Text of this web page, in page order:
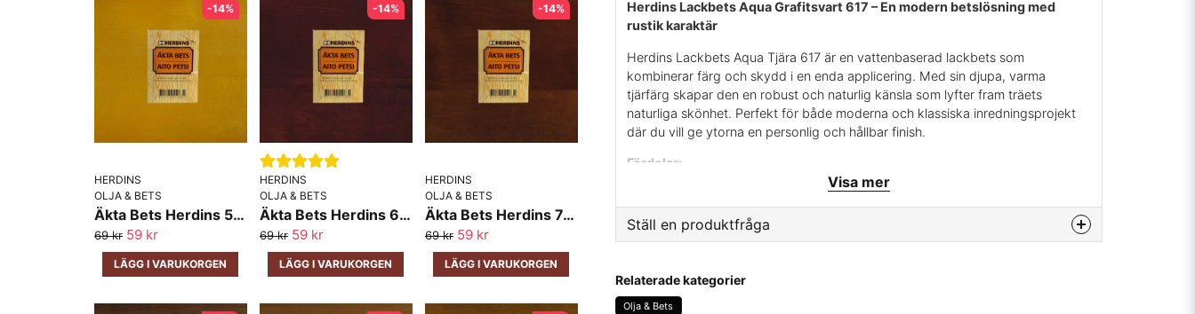
HERDINS
OLJA & BETS
Äkta Bets Herdins 53 Gul
69 kr 59 kr
LÄGG I VARUKORGEN
-14%
HERDINS
OLJA & BETS
Äkta Bets Herdins 63 Mörk Mahogny
69 kr 59 kr
LÄGG I VARUKORGEN
-14%
HERDINS
OLJA & BETS
Äkta Bets Herdins 74 Kastanjebrun
69 kr 59 kr
LÄGG I VARUKORGEN
-14%
Herdins Lackbets Aqua Grafitsvart 617 – En modern betslösning med
rustik karaktär
Herdins Lackbets Aqua Tjära 617 är en vattenbaserad lackbets som
kombinerar färg och skydd i en enda applicering. Med sin djupa, varma
tjärfärg skapar den en robust och naturlig känsla som lyfter fram träets
naturliga skönhet. Perfekt för både moderna och klassiska inredningsprojekt
där du vill ge ytorna en personlig och hållbar finish.
Fördelar:
: Färg och lack i en produkt för ett enkelt och effektivt
resultat.
Vattenbaserad: Låg lukt och enkel att arbeta med – lätt att
Slitstark: Ger en skyddande yta som tål vardagens
Visa mer
Ställ en produktfråga
Fråga oss något om denna produkten...
Relaterade kategorier
Olja & Bets